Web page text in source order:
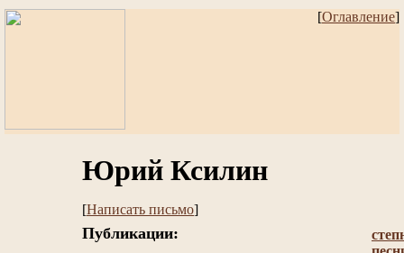
[Оглавление]
Юрий Ксилин
[Написать письмо]
Публикации: